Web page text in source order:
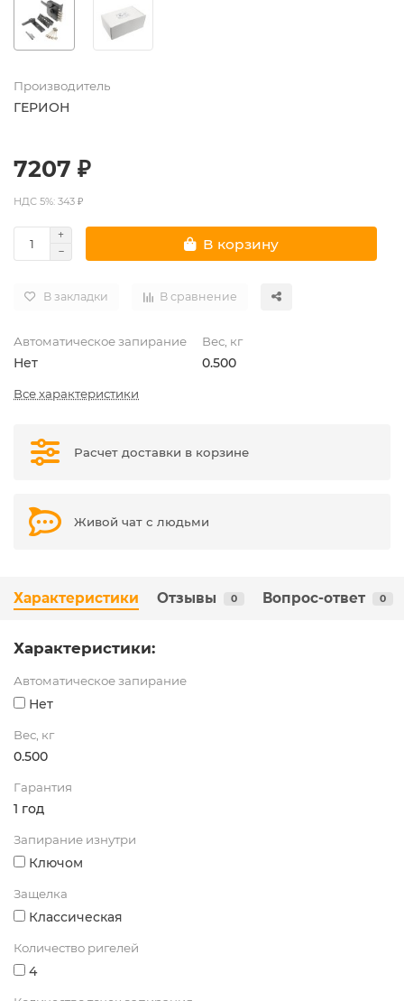
Производитель
ГЕРИОН
7207 ₽
НДС 5%: 343 ₽
В корзину
В закладки В сравнение
Автоматическое запирание
Нет
Вес, кг
0.500
Все характеристики
Расчет доставки в корзине
Живой чат с людьми
Характеристики Отзывы 0 Вопрос-ответ 0
Характеристики:
Автоматическое запирание
Нет
Вес, кг
0.500
Гарантия
1 год
Запирание изнутри
Ключом
Защелка
Классическая
Количество ригелей
4